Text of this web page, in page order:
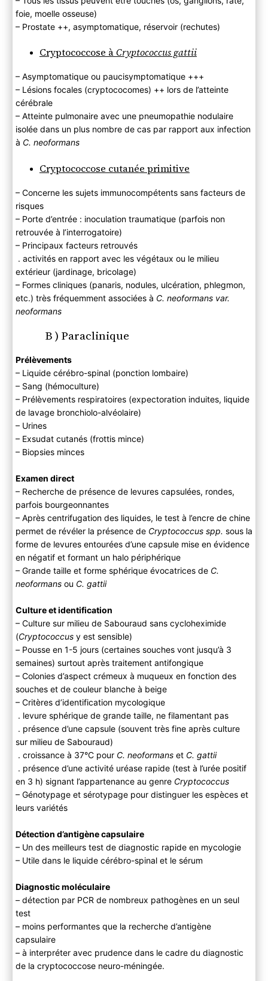
foie, moelle osseuse)
– Prostate ++, asymptomatique, réservoir (rechutes)
Cryptococcose àCryptococcus gattii
– Asymptomatique ou paucisymptomatique +++
– Lésions focales (cryptococomes) ++ lors de l’atteinte
cérébrale
– Atteinte pulmonaire avec une pneumopathie nodulaire
isolée dans un plus nombre de cas par rapport aux infection
à C. neoformans
Cryptococcose cutanée primitive
– Concerne les sujets immunocompétents sans facteurs de
risques
– Porte d’entrée : inoculation traumatique (parfois non
retrouvée à l’interrogatoire)
– Principaux facteurs retrouvés
. activités en rapport avec les végétaux ou le milieu
extérieur (jardinage, bricolage)
– Formes cliniques (panaris, nodules, ulcération, phlegmon,
etc.) très fréquemment associées à C. neoformans var.
neoformans
B ) Paraclinique
Prélèvements
– Liquide cérébro-spinal (ponction lombaire)
– Sang (hémoculture)
– Prélèvements respiratoires (expectoration induites, liquide
de lavage bronchiolo-alvéolaire)
– Urines
– Exsudat cutanés (frottis mince)
– Biopsies minces
Examen direct
– Recherche de présence de levures capsulées, rondes,
parfois bourgeonnantes
– Après centrifugation des liquides, le test à l’encre de chine
permet de révéler la présence de Cryptococcus spp. sous la
forme de levures entourées d’une capsule mise en évidence
en négatif et formant un halo périphérique
– Grande taille et forme sphérique évocatrices de C.
neoformansou C. gattii
Culture et identification
– Culture sur milieu de Sabouraud sans cycloheximide
(Cryptococcusy est sensible)
– Pousse en 1-5 jours (certaines souches vont jusqu’à 3
semaines) surtout après traitement antifongique
– Colonies d’aspect crémeux à muqueux en fonction des
souches et de couleur blanche à beige
– Critères d’identification mycologique
. levure sphérique de grande taille, ne filamentant pas
. présence d’une capsule (souvent très fine après culture
sur milieu de Sabouraud)
. croissance à 37°C pour C. neoformanset C. gattii
. présence d’une activité uréase rapide (test à l’urée positif
en 3 h) signant l’appartenance au genre Cryptococcus
– Génotypage et sérotypage pour distinguer les espèces et
leurs variétés
Détection d’antigène capsulaire
– Un des meilleurs test de diagnostic rapide en mycologie
– Utile dans le liquide cérébro-spinal et le sérum
Diagnostic moléculaire
– détection par PCR de nombreux pathogènes en un seul
test
– moins performantes que la recherche d’antigène
capsulaire
– à interpréter avec prudence dans le cadre du diagnostic
de la cryptococcose neuro-méningée.